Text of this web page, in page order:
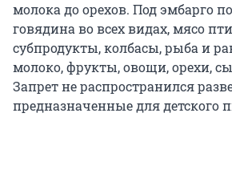
молока до орехов. Под эмбарго
говядина во всех видах, мясо
субпродукты, колбасы, рыба и
молоко, фрукты, овощи, орехи,
Запрет не распространился
предназначенные для детского